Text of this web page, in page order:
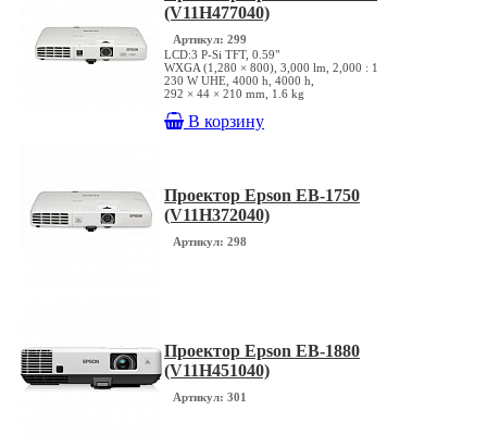
(V11H477040)
Артикул: 299
LCD:3 P-Si TFT, 0.59"
WXGA (1,280 × 800), 3,000 lm, 2,000 : 1
230 W UHE, 4000 h, 4000 h,
292 × 44 × 210 mm, 1.6 kg
В корзину
Проектор Epson EB-1750
(V11H372040)
Артикул: 298
Проектор Epson EB-1880
(V11H451040)
Артикул: 301